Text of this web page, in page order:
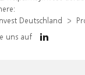
Deutschland
uns auf